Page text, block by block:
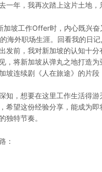
一年，我再次踏上这片土地，
加坡工作Offer时，内心既兴
海外职场生涯。​回看我的日
发前，我对新加坡的认知十
，将新加坡从弹丸之地打造
坡连续剧《人在旅途》的片段
知，想要在这里工作生活得
希望这份经验分享，能成为
独特节奏。
：